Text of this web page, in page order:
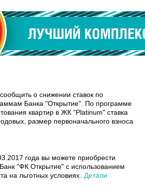
о снижении ставок по
Банка "Открытие". По программе
квартир в ЖК "Platinum" ставка
размер первоначального взноса
года вы можете приобрести
"ФК Открытие" с использованием
на льготных условиях.
Детали